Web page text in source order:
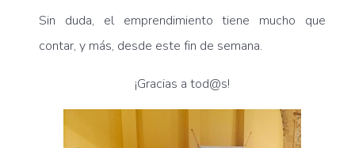
Sin duda, el emprendimiento tiene mucho que
contar, y más, desde este fin de semana.
¡Gracias a tod@s!